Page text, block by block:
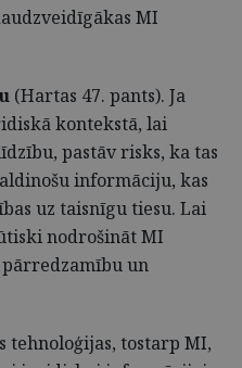
MI
(Hartas 47. pants). Ja
kontekstā, lai
pastāv risks, ka tas
informāciju, kas
uz taisnīgu tiesu. Lai
nodrošināt MI
un
tostarp MI,